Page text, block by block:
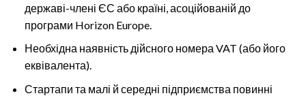
державі-члені ЄС або країні, асоційованій до
програми Horizon Europe.
Необхідна наявність дійсного номера VAT (або його
еквівалента).
Стартапи та малі й середні підприємства повинні